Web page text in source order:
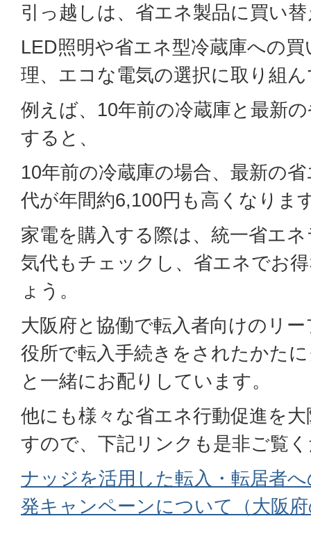
引っ越しは、省エネ製品に買い
LED照明や省エネ型冷蔵庫への
理、エコな電気の選択に取り組
例えば、10年前の冷蔵庫と最新
すると、
10年前の冷蔵庫の場合、最新の
代が年間約6,100円も高くなりま
家電を購入する際は、統一省エ
気代もチェックし、省エネでお
ょう。
大阪府と協働で転入者向けのリ
役所で転入手続きをされたかた
と一緒にお配りしています。
他にも様々な省エネ行動促進を
すので、下記リンクも是非ご覧
ナッジを活用した転入・転居者
発キャンペーンについて（大阪